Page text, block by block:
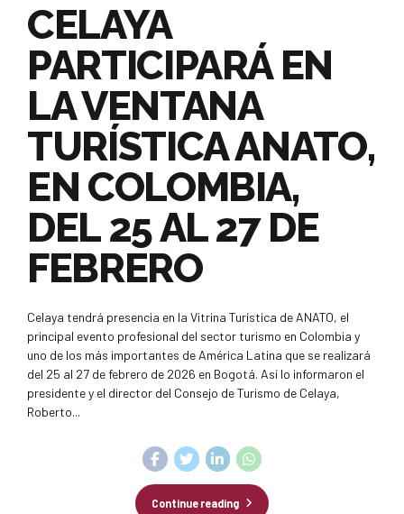
CELAYA
PARTICIPARÁ EN
LA VENTANA
TURÍSTICA ANATO,
EN COLOMBIA,
DEL 25 AL 27 DE
FEBRERO
Celaya tendrá presencia en la Vitrina Turística de ANATO, el
principal evento profesional del sector turismo en Colombia y
uno de los más importantes de América Latina que se realizará
del 25 al 27 de febrero de 2026 en Bogotá. Así lo informaron el
presidente y el director del Consejo de Turismo de Celaya,
Roberto...
Continue reading